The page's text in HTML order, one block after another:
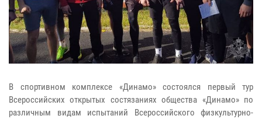
В спортивном комплексе «Динамо» состоялся первый тур
Всероссийских открытых состязаниях общества «Динамо» по
различным видам испытаний Всероссийского физкультурно-